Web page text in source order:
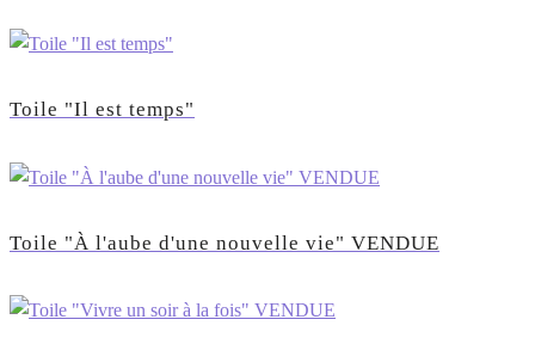
Toile "Il est temps"
Toile "À l'aube d'une nouvelle vie" VENDUE